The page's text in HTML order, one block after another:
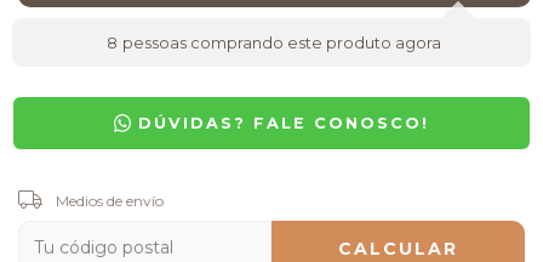
8 pessoas comprando este produto agora
DÚVIDAS? FALE CONOSCO!
Entregas para el CP:
Medios de envío
CALCULAR